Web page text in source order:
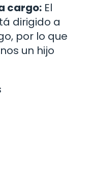
cargo: El
dirigido a
por lo que
un hijo